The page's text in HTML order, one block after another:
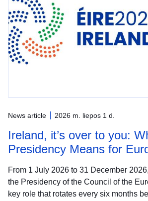
News article 2026 m. liepos 1 d.
Ireland, it’s over to you:
Presidency Means for
From 1 July 2026 to 31 December
the Presidency of the Council of the
key role that rotates every six months